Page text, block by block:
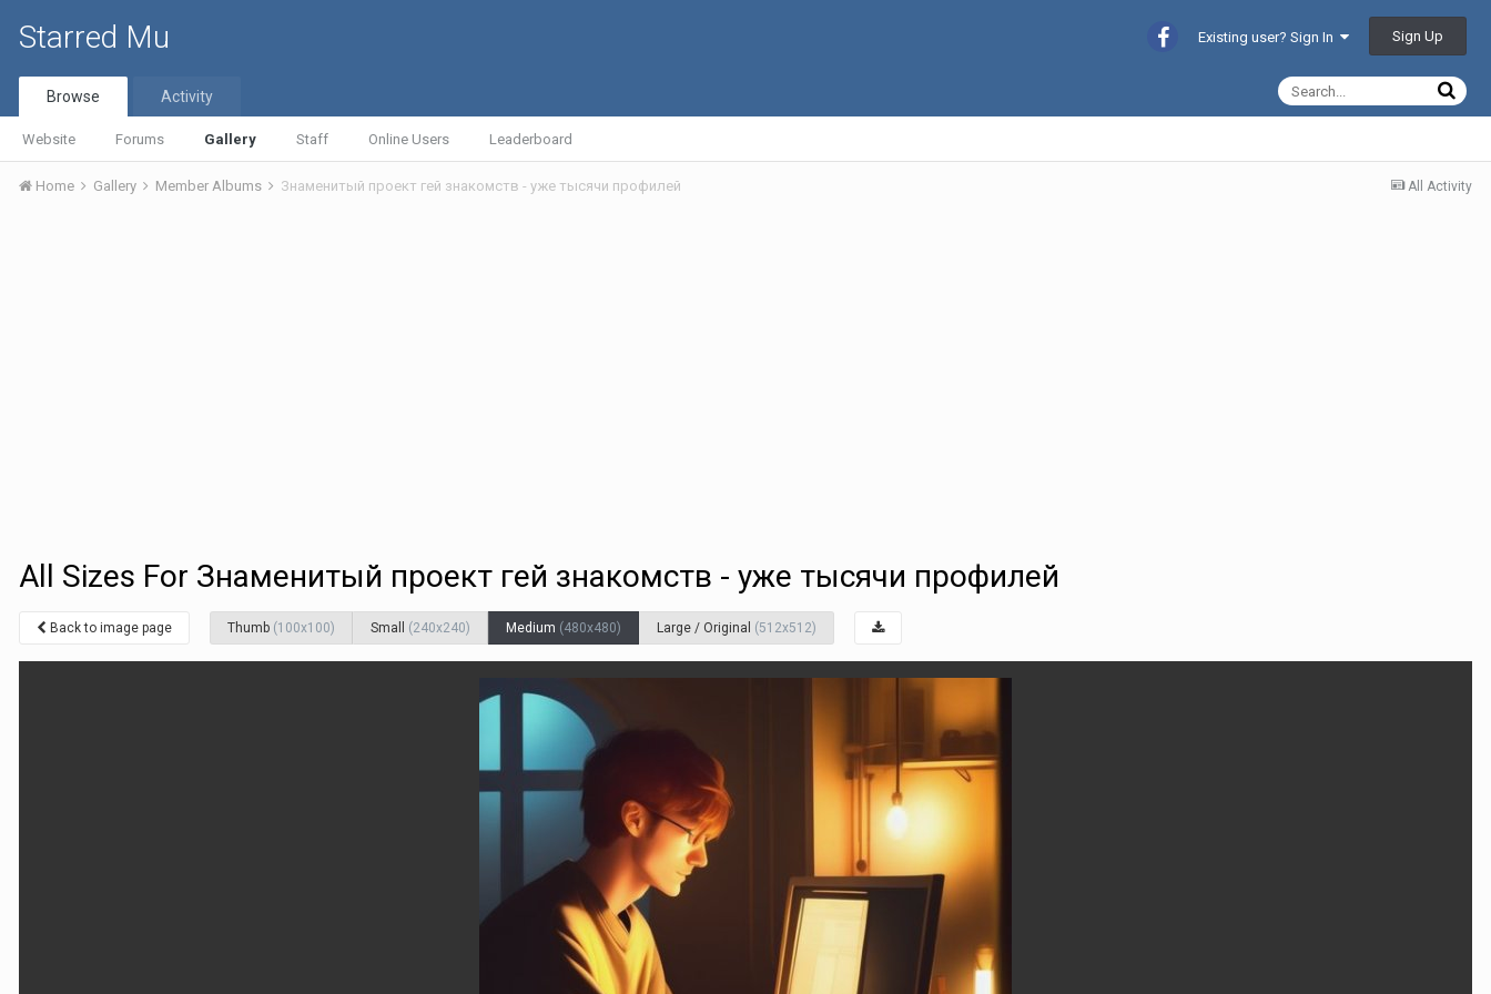
Starred Mu Existing user? Sign In Sign Up
Browse
Website Forums Gallery Staff Online Users Leaderboard
Activity
All Activity
Home Gallery Member Albums Знаменитый проект гей знакомств - уже тысячи профилей
All Sizes For Знаменитый проект гей знакомств - уже тысячи профилей
Back to image page Thumb (100x100) Small (240x240) Medium (480x480) Large / Original (512x512)